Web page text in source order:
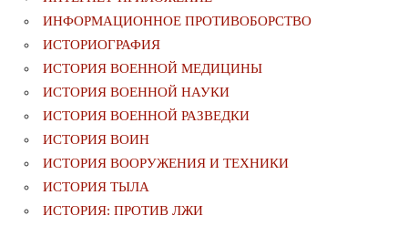
ИНФОРМАЦИОННОЕ ПРОТИВОБОРСТВО
ИСТОРИОГРАФИЯ
ИСТОРИЯ ВОЕННОЙ МЕДИЦИНЫ
ИСТОРИЯ ВОЕННОЙ НАУКИ
ИСТОРИЯ ВОЕННОЙ РАЗВЕДКИ
ИСТОРИЯ ВОИН
ИСТОРИЯ ВООРУЖЕНИЯ И ТЕХНИКИ
ИСТОРИЯ ТЫЛА
ИСТОРИЯ: ПРОТИВ ЛЖИ